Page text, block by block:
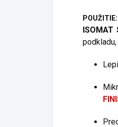
POUŽITIE:
ISOMAT